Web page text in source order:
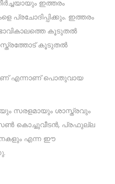
ഇത്തരം
പ്രചോദിപ്പിക്കും. ഇത്തരം
കൂടുതൽ
കൂടുതൽ
എന്നാണ് പൊതുവായ
സരളമായും ശാസ്ത്രവും
കൊച്ചുവീടൻ, പ്രഫുല്ല
എന്ന ഈ